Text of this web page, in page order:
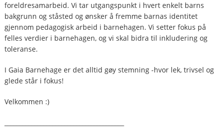
foreldresamarbeid. Vi tar utgangspunkt i hvert enkelt barns
bakgrunn og ståsted og ønsker å fremme barnas identitet
gjennom pedagogisk arbeid i barnehagen. Vi setter fokus på
felles verdier i barnehagen, og vi skal bidra til inkludering og
toleranse.
I Gaia Barnehage er det alltid gøy stemning -hvor lek, trivsel og
glede står i fokus!
Velkommen :)